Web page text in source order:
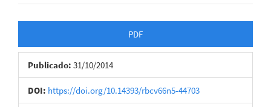
lateral
de
artigos
PDF
Publicado: 31/10/2014
DOI: https://doi.org/10.14393/rbcv66n5-44703